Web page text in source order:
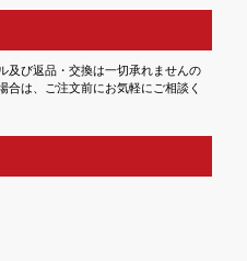
及び返品・交換は一切承れませんの
合は、ご注文前にお気軽にご相談く